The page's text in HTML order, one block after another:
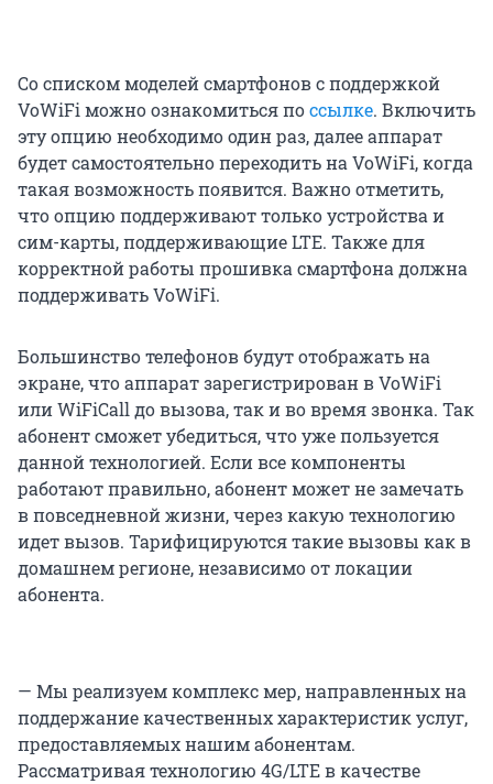
Со списком моделей смартфонов с поддержкой
VoWiFi можно ознакомиться поссылке. Включить
эту опцию необходимо один раз, далее аппарат
будет самостоятельно переходить на VoWiFi, когда
такая возможность появится. Важно отметить,
что опцию поддерживают только устройства и
сим-карты, поддерживающие LTE. Также для
корректной работы прошивка смартфона должна
поддерживать VoWiFi.
Большинство телефонов будут отображать на
экране, что аппарат зарегистрирован в VoWiFi
или WiFiCall до вызова, так и во время звонка. Так
абонент сможет убедиться, что уже пользуется
данной технологией. Если все компоненты
работают правильно, абонент может не замечать
в повседневной жизни, через какую технологию
идет вызов. Тарифицируются такие вызовы как в
домашнем регионе, независимо от локации
абонента.
— Мы реализуем комплекс мер, направленных на
поддержание качественных характеристик услуг,
предоставляемых нашим абонентам.
Рассматривая технологию 4G/LTE в качестве